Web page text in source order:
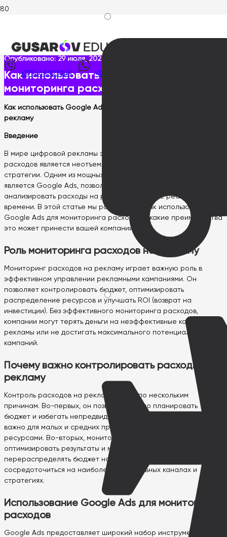
+375445023245 +375445023245
мониторинга расходов на рекламу
Опубликовано: 29 июля, 2025
Как использовать Google Ads для
мониторинга расходов на рекламу
Как использовать Google Ads для мониторинга расходов на
рекламу
Введение
В мире цифровой рекламы эффективный мониторинг
расходов является неотъемлемой частью успешной
стратегии. Одним из мощных инструментов для этой цели
является Google Ads, позволяющий контролировать и
анализировать расходы на рекламу в режиме реального
времени. В этой статье мы рассмотрим, как использовать
Google Ads для мониторинга расходов и какие преимущества
это может принести вашей компании.
Роль мониторинга расходов на рекламу
Мониторинг расходов на рекламу играет важную роль в
эффективном управлении рекламными кампаниями. Он
позволяет контролировать бюджет, оптимизировать
распределение ресурсов и улучшать ROI (возврат на
инвестиции). Без эффективного мониторинга расходов,
компании могут терять деньги на неэффективные каналы
рекламы или не достигать максимального потенциала своих
кампаний.
Почему важно контролировать расходы на
рекламу
Контроль расходов на рекламу важен по нескольким
причинам. Во-первых, он позволяет точно планировать
бюджет и избегать непредвиденных затрат. Это особенно
важно для малых и средних предприятий с ограниченными
ресурсами. Во-вторых, мониторинг расходов позволяет
оптимизировать результаты и максимизировать ROI. Вы можете
перераспределять бюджет на основе данных и
сосредоточиться на наиболее эффективных каналах и
стратегиях.
Использование Google Ads для мониторинга
расходов
Google Ads предоставляет широкий набор инструментов и